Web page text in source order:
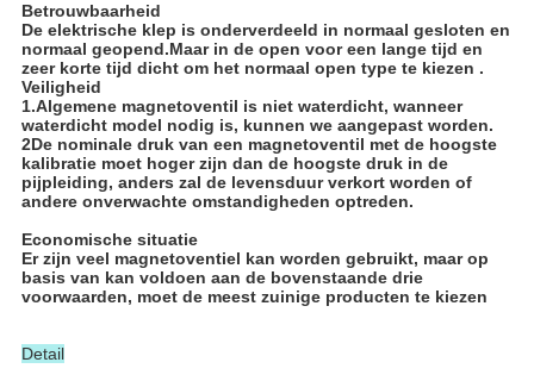
Betrouwbaarheid
De elektrische klep is onderverdeeld in normaal gesloten en
normaal geopend.Maar in de open voor een lange tijd en
zeer korte tijd dicht om het normaal open type te kiezen .
Veiligheid
1.Algemene magnetoventil is niet waterdicht, wanneer
waterdicht model nodig is, kunnen we aangepast worden.
2De nominale druk van een magnetoventil met de hoogste
kalibratie moet hoger zijn dan de hoogste druk in de
pijpleiding, anders zal de levensduur verkort worden of
andere onverwachte omstandigheden optreden.
Economische situatie
Er zijn veel magnetoventiel kan worden gebruikt, maar op
basis van kan voldoen aan de bovenstaande drie
voorwaarden, moet de meest zuinige producten te kiezen
Detail